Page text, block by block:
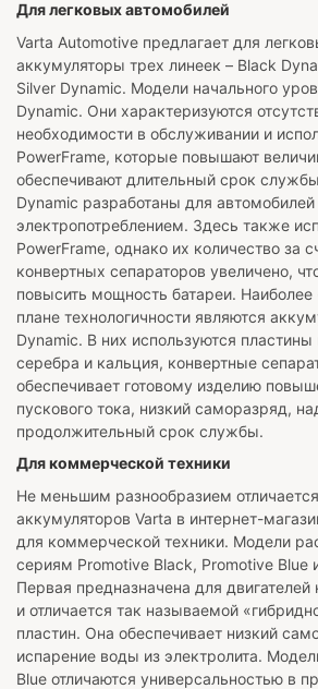
Для легковых автомобилей
Varta Automotive предлагает для
аккумуляторы трех линеек – Black
Silver Dynamic. Модели начального
Dynamic. Они характеризуются
необходимости в обслуживании и
PowerFrame, которые повышают
обеспечивают длительный срок
Dynamic разработаны для
электропотреблением. Здесь также
PowerFrame, однако их количество за
конвертных сепараторов увеличено,
повысить мощность батареи.
плане технологичности являются
Dynamic. В них используются пластины
серебра и кальция, конвертные
обеспечивает готовому изделию
пускового тока, низкий саморазряд,
продолжительный срок службы.
Для коммерческой техники
Не меньшим разнообразием
аккумуляторов Varta в интернет-
для коммерческой техники. Модели
сериям Promotive Black, Promotive Blue
Первая предназначена для
и отличается так называемой
пластин. Она обеспечивает низкий
испарение воды из электролита.
Blue отличаются универсальностью в